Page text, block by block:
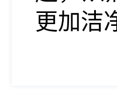
更加洁